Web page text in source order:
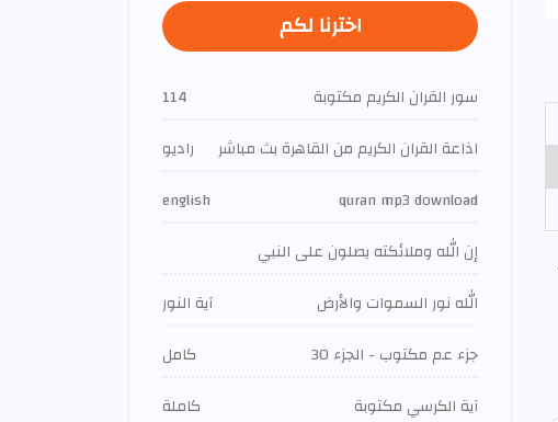
اخترنا لكم
سور القران الكريم مكتوبة
114
اذاعة القران الكريم من القاهرة بث مباشر
راديو
quran mp3 download
english
إن الله وملائكته يصلون على النبي
الله نور السموات والأرض
آية النور
جزء عم مكتوب - الجزء 30
كامل
آية الكرسي مكتوبة
كاملة